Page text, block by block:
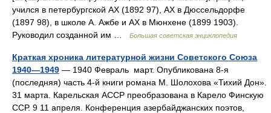
учился в петербургской АХ (1892 97), AX в Дюссельдорфе
(1897 98), в школе А. Ажбе и АХ в Мюнхене (1899 1903).
Руководил созданной им …
Большая советская энциклопедия
Краткая хроника литературной жизни Советского Союза
1940—1949 — 1940 Февраль март. Опубликована 8‑я
(последняя) часть 4‑й книги романа М. Шолохова «Тихий Дон».
31 марта. Карельская АССР преобразована в Карело Финскую
ССР. 9 11 апреля. Конференция азербайджанских поэтов,